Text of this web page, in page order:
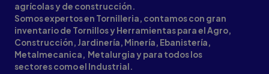
agrícolas y de construcción.
Somos expertos en Tornilleria, contamos con gran
inventario de Tornillos y Herramientas para el Agro,
Construcción, Jardinería, Minería, Ebanistería,
Metalmecanica, Metalurgia y para todos los
sectores como el Industrial.